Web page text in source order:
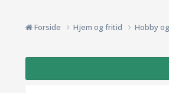
Forside Hjem og fritid Hobby